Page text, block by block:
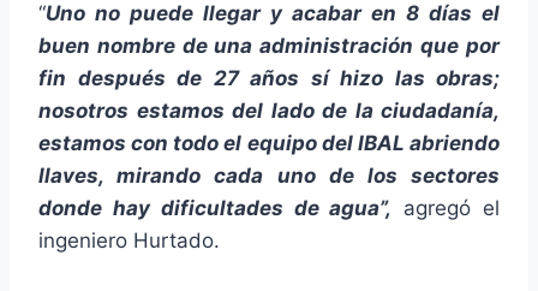
“Uno no puede llegar y acabar en 8 días el
buen nombre de una administración que por
fin después de 27 años sí hizo las obras;
nosotros estamos del lado de la ciudadanía,
estamos con todo el equipo del IBAL abriendo
llaves, mirando cada uno de los sectores
donde hay dificultades de agua”, agregó el
ingeniero Hurtado.